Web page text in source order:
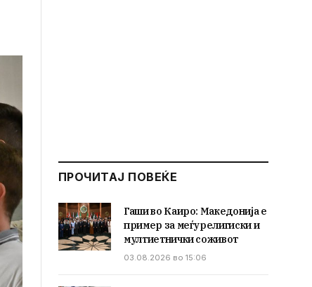
ПРОЧИТАЈ ПОВЕЌЕ
Гаши во Каиро: Македонија е
пример за меѓурелигиски и
мултиетнички соживот
03.08.2026 во 15:06